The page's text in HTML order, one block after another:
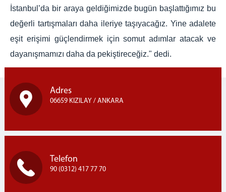
İstanbul’da bir araya geldiğimizde bugün başlattığımız bu
değerli tartışmaları daha ileriye taşıyacağız. Yine adalete
eşit erişimi güçlendirmek için somut adımlar atacak ve
dayanışmamızı daha da pekiştireceğiz." dedi.
Adres
06659 KIZILAY / ANKARA
Telefon
90 (0312) 417 77 70